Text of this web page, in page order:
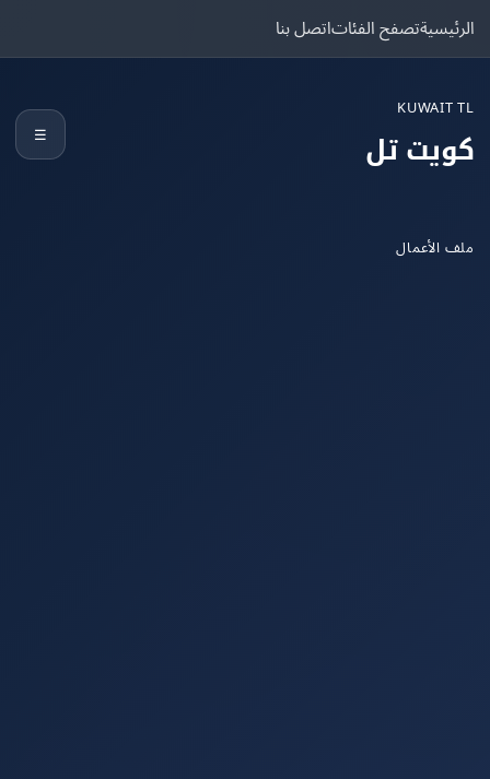
تصفح الفئاتاتصل بنا
تل